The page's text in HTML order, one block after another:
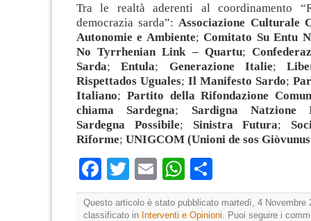
Tra le realtà aderenti al coordinamento
democrazia sarda”: Associazione Culturale
Autonomie e Ambiente;Comitato Su Entu
No Tyrrhenian Link – Quartu;
Sarda;Entula; Generazione Italie;
Rispettados Uguales; Il Manifesto Sardo;
Italiano; Partito della Rifondazione
chiama Sardegna; Sardigna Natzione
Sardegna Possibile; Sinistra Futura;
Riforme; UNIGCOM (Unioni de sos
Facebook
TwitterEmailWhatsApp
Questo articolo è stato pubblicato martedì, 4 Novembre
classificato in Interventi e Opinioni . Puoi seguire i